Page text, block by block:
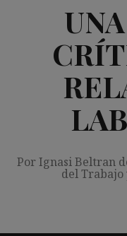
Por Ignasi Beltran
del Trabajo